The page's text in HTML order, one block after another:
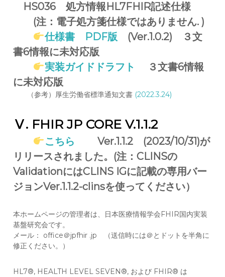
HS036 処方情報HL7FHIR記述仕様
(注：電子処方箋仕様ではありません. )
仕様書 PDF版 (Ver.1.0.2) ３文
書6情報に未対応版
実装ガイドドラフト
３文書6情報
に未対応版
（参考）厚生労働省標準通知文書 (2022.3.24)
Ⅴ. FHIR JP CORE V.1.1.2
こちら Ver.1.1.2 (2023/10/31)が
リリースされました。(注：CLINSの
ValidationにはCLINS IGに記載の専用バー
ジョンVer.1.1.2-clinsを使ってください）
本ホームページの管理者は、日本医療情報学会FHIR国内実装
基盤研究会です。
メール： office＠jpfhir .jp （送信時には＠とドットを半角に
修正ください。）
HL7®, HEALTH LEVEL SEVEN®, および FHIR® は